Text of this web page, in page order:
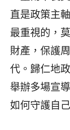
直是政策主
最重視的，
財產，保護
代。歸仁地
舉辦多場宣
如何守護自